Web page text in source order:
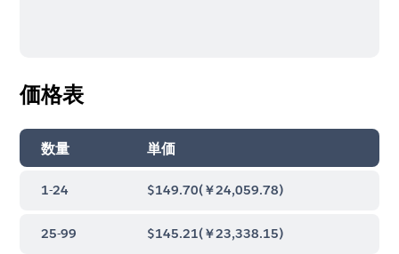
価格表
数量 単価
1-24 $149.70(￥24,059.78)
25-99 $145.21(￥23,338.15)